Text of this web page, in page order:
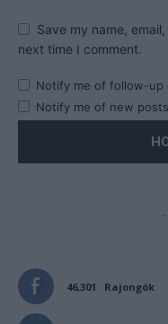
Save my name,
next time I comment.
Notify me of follow-up
Notify me of new
-
46,301 Rajongók